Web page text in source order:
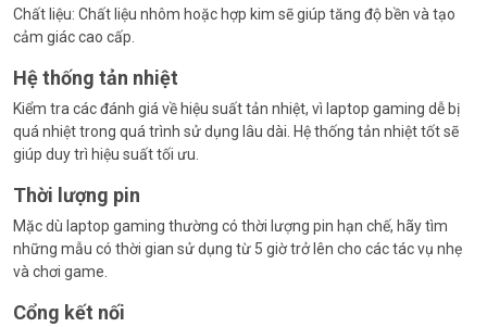
Chất liệu: Chất liệu nhôm hoặc hợp kim sẽ giúp tăng độ bền và tạo
cảm giác cao cấp.
Hệ thống tản nhiệt
Kiểm tra các đánh giá về hiệu suất tản nhiệt, vì laptop gaming dễ bị
quá nhiệt trong quá trình sử dụng lâu dài. Hệ thống tản nhiệt tốt sẽ
giúp duy trì hiệu suất tối ưu.
Thời lượng pin
Mặc dù laptop gaming thường có thời lượng pin hạn chế, hãy tìm
những mẫu có thời gian sử dụng từ 5 giờ trở lên cho các tác vụ nhẹ
và chơi game.
Cổng kết nối